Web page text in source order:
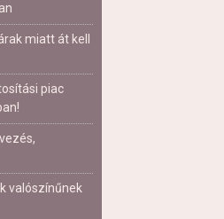
miatt át kell
piac
valószínűnek